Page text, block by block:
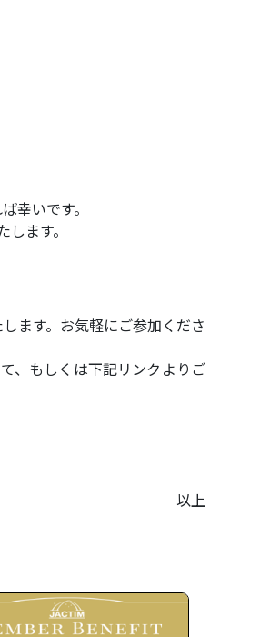
幸いです。
ます。
ます。お気軽にご参加くださ
、もしくは下記リンクよりご
以上